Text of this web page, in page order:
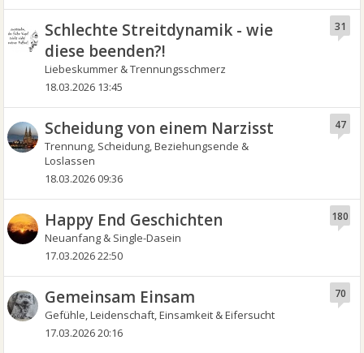
Schlechte Streitdynamik - wie
diese beenden?!
Liebeskummer & Trennungsschmerz
31
18.03.2026 13:45
Scheidung von einem Narzisst
Trennung, Scheidung, Beziehungsende &
Loslassen
47
18.03.2026 09:36
Happy End Geschichten
Neuanfang & Single-Dasein
180
17.03.2026 22:50
Gemeinsam Einsam
Gefühle, Leidenschaft, Einsamkeit & Eifersucht
70
17.03.2026 20:16